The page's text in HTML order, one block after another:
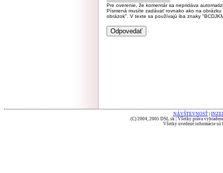
Pre overenie, že komentár sa nepridáva
Písmená musíte zadávať rovnako ako na
obrázok". V texte sa používajú iba znaky
NÁVŠTEVNOSŤ
(C) 2004, 2005 DSL.sk | Všetky práva
Všetky uvedené informácie sú